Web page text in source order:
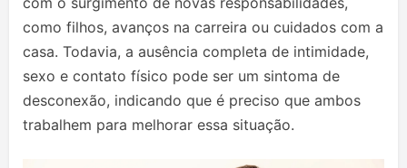
como filhos, avanços na carreira ou cuidados com a
casa. Todavia, a ausência completa de intimidade,
sexo e contato físico pode ser um sintoma de
desconexão, indicando que é preciso que ambos
trabalhem para melhorar essa situação.